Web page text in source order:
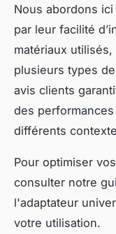
Nous abordons
par leur facilité
matériaux
plusieurs types
avis clients
des
différents
Pour optimiser
consulter notre
l'adaptateur
votre utilisation.